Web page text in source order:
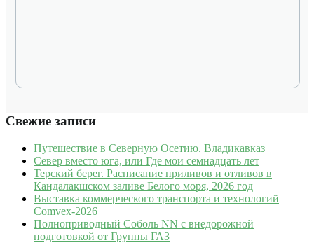
Свежие записи
Путешествие в Северную Осетию. Владикавказ
Север вместо юга, или Где мои семнадцать лет
Терский берег. Расписание приливов и отливов в
Кандалакшском заливе Белого моря, 2026 год
Выставка коммерческого транспорта и технологий
Comvex-2026
Полноприводный Соболь NN с внедорожной
подготовкой от Группы ГАЗ